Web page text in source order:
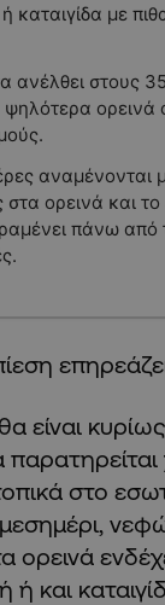
με
ανέλθει στους
ορεινά
αναμένονται
στα ορεινά και
πάνω από
είναι
στο
ορεινά
και